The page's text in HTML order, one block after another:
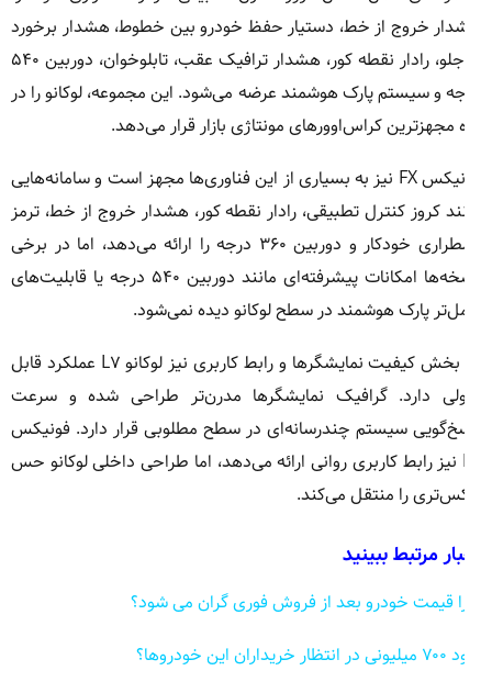
خروج از خط، دستیار حفظ خودرو بین خطوط، هشدار برخورد
از جلو، رادار نقطه کور، هشدار ترافیک عقب، تابلوخوان، دوربین ۵۴۰
و سیستم پارک هوشمند عرضه می‌شود. این مجموعه، لوکانو را در
مجهزترین کراس‌اوورهای مونتاژی بازار قرار می‌دهد.
فونیکس FX نیز به بسیاری از این فناوری‌ها مجهز است و سامانه‌هایی
کروز کنترل تطبیقی، رادار نقطه کور، هشدار خروج از خط، ترمز
اضطراری خودکار و دوربین ۳۶۰ درجه را ارائه می‌دهد، اما در برخی
نسخه‌ها امکانات پیشرفته‌ای مانند دوربین ۵۴۰ درجه یا قابلیت‌های
پارک هوشمند در سطح لوکانو دیده نمی‌شود.
در بخش کیفیت نمایشگرها و رابط کاربری نیز لوکانو L۷ عملکرد قابل
دارد. گرافیک نمایشگرها مدرن‌تر طراحی شده و سرعت
سیستم چندرسانه‌ای در سطح مطلوبی قرار دارد. فونیکس
FX نیز رابط کاربری روانی ارائه می‌دهد، اما طراحی داخلی لوکانو حس
را منتقل می‌کند.
مرتبط ببینید
قیمت خودرو بعد از فروش فوری گران می شود؟